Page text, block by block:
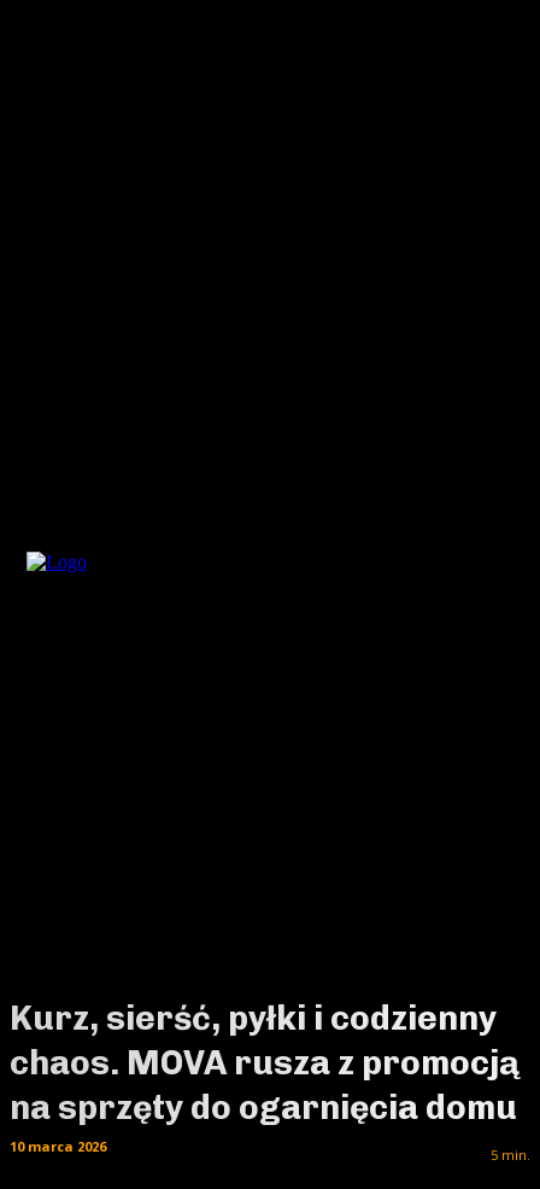
Kurz, sierść, pyłki i codzienny
chaos. MOVA rusza z promocją
na sprzęty do ogarnięcia domu
5 min.
10 marca 2026